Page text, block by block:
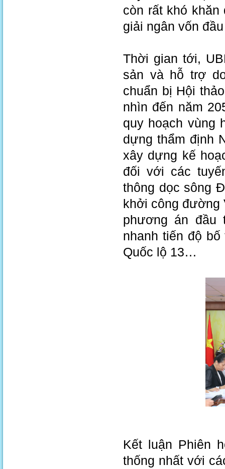
còn rất khó
giải ngân vốn
Thời gian tới,
sản và hỗ trợ
chuẩn bị Hội
nhìn đến năm
quy hoạch vùng
dựng thẩm định
xây dựng kế
đối với các
thông dọc sông
khởi công đường
phương án đầu
nhanh tiến độ
Quốc lộ 13…
Kết luận Phiên
thống nhất với